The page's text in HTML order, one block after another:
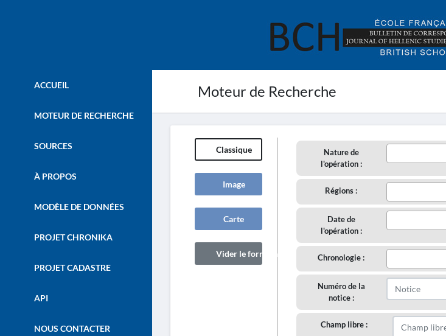
Moteur de Recherche
ACCUEIL
MOTEUR DE RECHERCHE
SOURCES
À PROPOS
MODÈLE DE DONNÉES
PROJET CHRONIKA
PROJET CADASTRE
API
NOUS CONTACTER
Classique
Image
Carte
Vider le formulaire
Nature de
l'opération :
Régions :
Date de
l'opération :
Chronologie :
Numéro de la
notice :
Champ libre :